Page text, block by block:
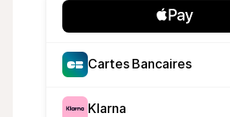
Cartes Bancaires
Klarna